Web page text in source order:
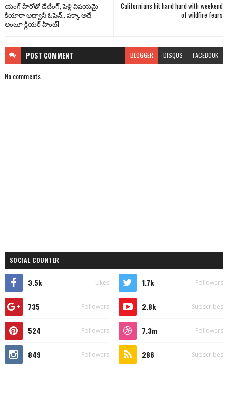
Californians hit hard hard with weekend
of wildfire fears
యంగ్ హీరోతో డేటింగ్, పెళ్లి విషయమై
కియారా అద్వానీ ఓపెన్.. పక్కా అదే
అంటూ క్లియర్ హింట్!
POST COMMENT BLOGGER DISQUS FACEBOOK
No comments
SOCIAL COUNTER
3.5k Likes 1.7k Followers
735 Followers 2.8k Subscribes
524 Followers 7.3m Followers
849 Followers 286 Subscribes